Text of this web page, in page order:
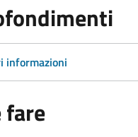
informazioni
fare